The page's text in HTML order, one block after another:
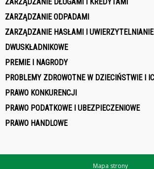
ZARZĄDZANIE DŁUGAMI I KREDYTAMI
ZARZĄDZANIE ODPADAMI
ZARZĄDZANIE HASŁAMI I UWIERZYTELNIANIE
DWUSKŁADNIKOWE
PREMIE I NAGRODY
PROBLEMY ZDROWOTNE W DZIECIŃSTWIE I
PRAWO KONKURENCJI
PRAWO PODATKOWE I UBEZPIECZENIOWE
PRAWO HANDLOWE
Mapa strony